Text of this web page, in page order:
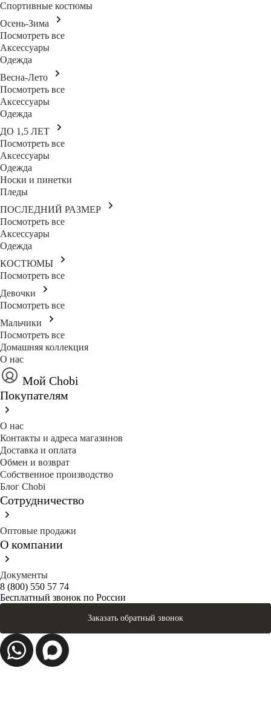
Спортивные костюмы
Осень-Зима
Посмотреть все
Аксессуары
Одежда
Весна-Лето
Посмотреть все
Аксессуары
Одежда
ДО 1,5 ЛЕТ
Посмотреть все
Аксессуары
Одежда
Носки и пинетки
Пледы
ПОСЛЕДНИЙ РАЗМЕР
Посмотреть все
Аксессуары
Одежда
КОСТЮМЫ
Посмотреть все
Девочки
Посмотреть все
Мальчики
Посмотреть все
Домашняя коллекция
О нас
Мой Chobi
Покупателям
О нас
Контакты и адреса магазинов
Доставка и оплата
Обмен и возврат
Собственное производство
Блог Сhobi
Сотрудничество
Оптовые продажи
О компании
Документы
8 (800) 550 57 74
Бесплатный звонок по России
Заказать обратный звонок